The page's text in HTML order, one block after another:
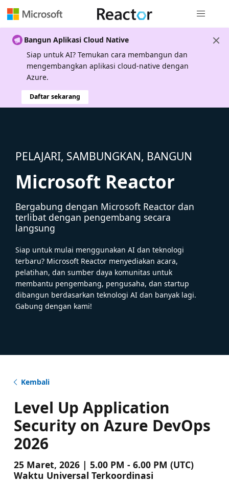
Bangun Aplikasi Cloud Native
Siap untuk AI? Temukan cara membangun dan
mengembangkan aplikasi cloud-native dengan
Azure.
Daftar sekarang
PELAJARI, SAMBUNGKAN, BANGUN
Microsoft Reactor
Bergabung dengan Microsoft Reactor dan
terlibat dengan pengembang secara
langsung
Siap untuk mulai menggunakan AI dan teknologi
terbaru? Microsoft Reactor menyediakan acara,
pelatihan, dan sumber daya komunitas untuk
membantu pengembang, pengusaha, dan startup
dibangun berdasarkan teknologi AI dan banyak lagi.
Gabung dengan kami!
Kembali
Level Up Application
Security on Azure DevOps
2026
25 Maret, 2026 | 5.00 PM - 6.00 PM (UTC)
Waktu Universal Terkoordinasi